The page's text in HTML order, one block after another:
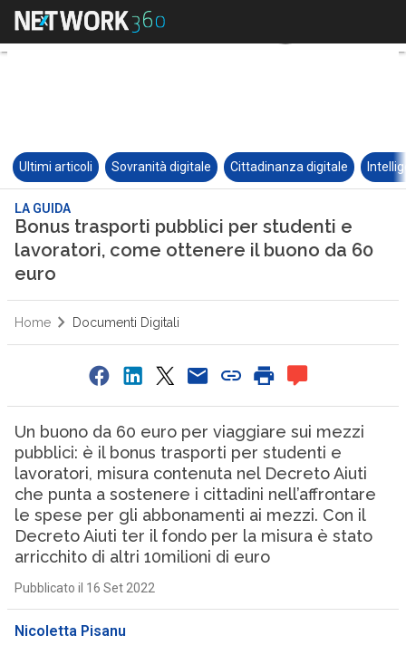
Ultimi articoli Sovranità digitale Cittadinanza digitale
LA GUIDA
Bonus trasporti pubblici per studenti e
lavoratori, come ottenere il buono da 60
euro
Home Documenti Digitali
Un buono da 60 euro per viaggiare sui mezzi
pubblici: è il bonus trasporti per studenti e
lavoratori, misura contenuta nel Decreto Aiuti
che punta a sostenere i cittadini nell’affrontare
le spese per gli abbonamenti ai mezzi. Con il
Decreto Aiuti ter il fondo per la misura è stato
arricchito di altri 10milioni di euro
Pubblicato il 16 Set 2022
Nicoletta Pisanu